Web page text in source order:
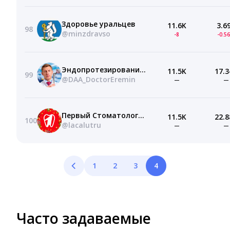
98
Здоровье уральцев
@minzdravso
11.6K
-8 -
99
Эндопротезирование ТБС | Доктор Ерёмин
@DAA_DoctorEremin
11.5K
— —
100
Первый Стоматологический
@lacalutru
11.5K
— —
1 2 3 4
Часто задаваемые